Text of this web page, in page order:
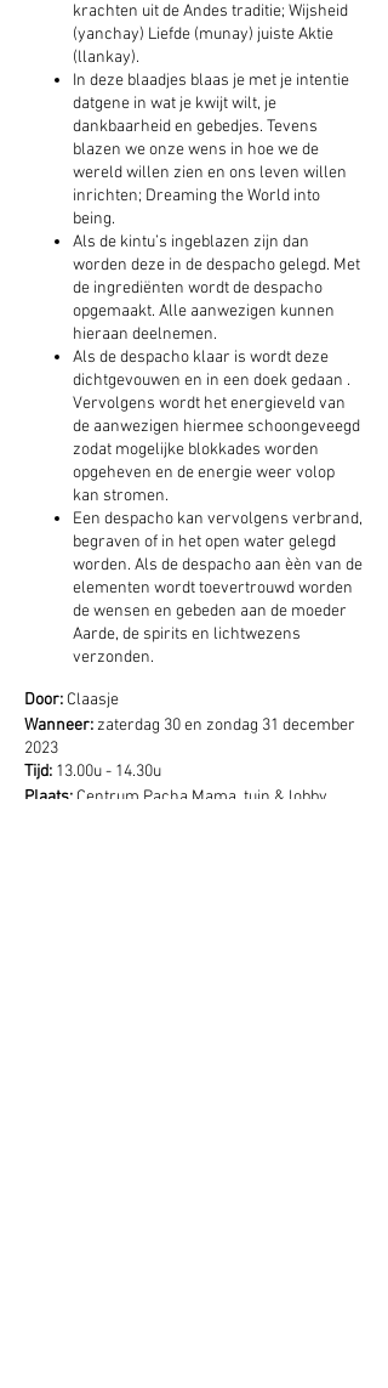
krachten uit de Andes traditie; Wijsheid
(yanchay) Liefde (munay) juiste Aktie
(llankay).
In deze blaadjes blaas je met je intentie
datgene in wat je kwijt wilt, je
dankbaarheid en gebedjes. Tevens
blazen we onze wens in hoe we de
wereld willen zien en ons leven willen
inrichten; Dreaming the World into
being.
Als de kintu’s ingeblazen zijn dan
worden deze in de despacho gelegd. Met
de ingrediënten wordt de despacho
opgemaakt. Alle aanwezigen kunnen
hieraan deelnemen.
Als de despacho klaar is wordt deze
dichtgevouwen en in een doek gedaan .
Vervolgens wordt het energieveld van
de aanwezigen hiermee schoongeveegd
zodat mogelijke blokkades worden
opgeheven en de energie weer volop
kan stromen.
Een despacho kan vervolgens verbrand,
begraven of in het open water gelegd
worden. Als de despacho aan èèn van de
elementen wordt toevertrouwd worden
de wensen en gebeden aan de moeder
Aarde, de spirits en lichtwezens
verzonden.
Door: Claasje
Wanneer:zaterdag 30 en zondag 31 december
2023
Tijd: 13.00u - 14.30u
Plaats: Centrum Pacha Mama, tuin & lobby